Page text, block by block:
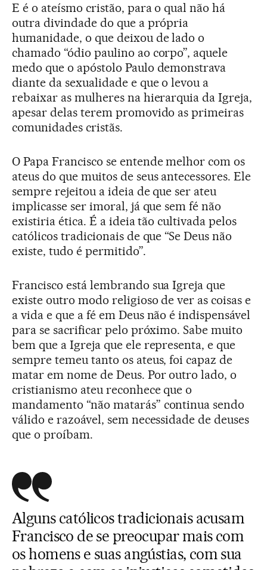
E é o ateísmo cristão, para o qual não há
outra divindade do que a própria
humanidade, o que deixou de lado o
chamado “ódio paulino ao corpo”, aquele
medo que o apóstolo Paulo demonstrava
diante da sexualidade e que o levou a
rebaixar as mulheres na hierarquia da Igreja,
apesar delas terem promovido as primeiras
comunidades cristãs.
O Papa Francisco se entende melhor com os
ateus do que muitos de seus antecessores. Ele
sempre rejeitou a ideia de que ser ateu
implicasse ser imoral, já que sem fé não
existiria ética. É a ideia tão cultivada pelos
católicos tradicionais de que “Se Deus não
existe, tudo é permitido”.
Francisco está lembrando sua Igreja que
existe outro modo religioso de ver as coisas e
a vida e que a fé em Deus não é indispensável
para se sacrificar pelo próximo. Sabe muito
bem que a Igreja que ele representa, e que
sempre temeu tanto os ateus, foi capaz de
matar em nome de Deus. Por outro lado, o
cristianismo ateu reconhece que o
mandamento “não matarás” continua sendo
válido e razoável, sem necessidade de deuses
que o proíbam.
Alguns católicos tradicionais acusam
Francisco de se preocupar mais com
os homens e suas angústias, com sua